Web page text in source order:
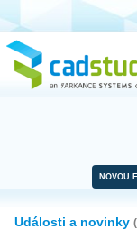
NOVOU
Události a novinky (